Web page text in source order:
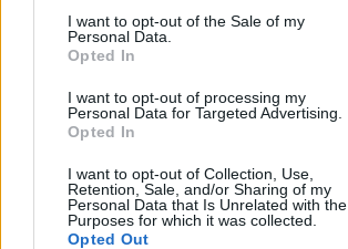
I want to opt-out of the Sale of my
Personal Data.
Opted In
I want to opt-out of processing my
Personal Data for Targeted Advertising.
Opted In
I want to opt-out of Collection, Use,
Retention, Sale, and/or Sharing of my
Personal Data that Is Unrelated with the
Purposes for which it was collected.
Opted Out
necesites.
Un cordial saludo desdePRC Picoteo
Pontevedra
Responder